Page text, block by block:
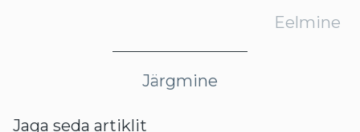
Eelmine
Järgmine
Jaga seda artiklit